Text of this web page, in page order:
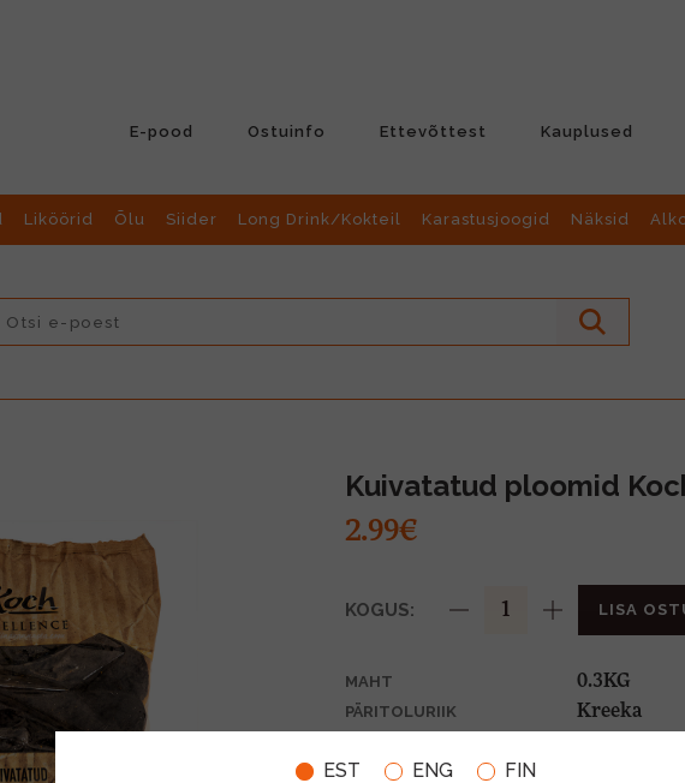
EST ENG FIN
E-pood Ostuinfo Ettevõttest Kauplused
Liköörid Õlu Siider Long Drink/Kokteil Karastusjoogid Näksid
Kuivatatud ploomid
2.99€
KOGUS: LISA
MAHT 0.3KG
PÄRITOLURIIK Kreeka
KOOD